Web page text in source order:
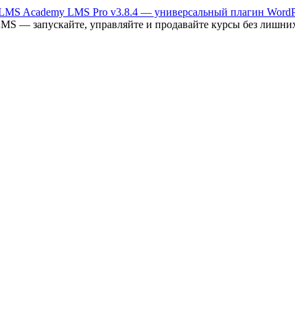
Academy LMS Pro v3.8.4 — универсальный плагин
— запускайте, управляйте и продавайте курсы без